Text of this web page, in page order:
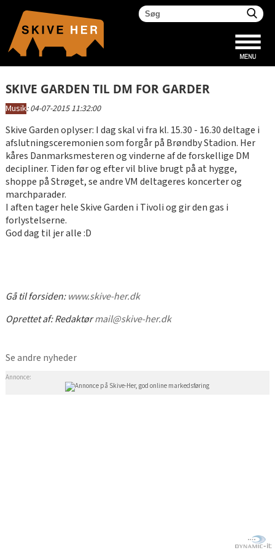
SKIVE GARDEN TIL DM FOR GARDER
Musik:04-07-2015 11:32:00
Skive Garden oplyser: I dag skal vi fra kl. 15.30 - 16.30 deltage i
afslutningsceremonien som forgår på Brøndby Stadion. Her
kåres Danmarksmesteren og vinderne af de forskellige DM
decipliner. Tiden før og efter vil blive brugt på at hygge,
shoppe på Strøget, se andre VM deltageres koncerter og
marchparader.
I aften tager hele Skive Garden i Tivoli og gir den gas i
forlystelserne.
God dag til jer alle :D
Gå til forsiden:www.skive-her.dk
Oprettet af:Redaktørmail@skive-her.dk
Se andre nyheder
Annonce: